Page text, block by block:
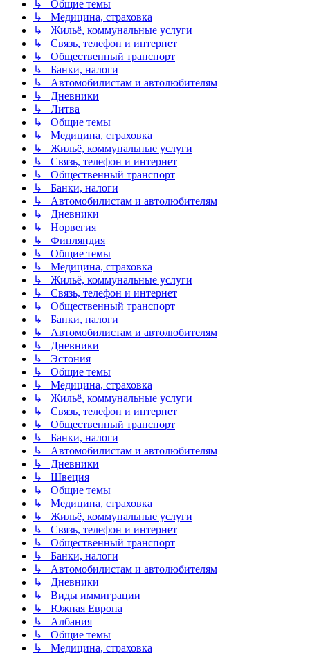
↳ Общие темы
↳ Медицина, страховка
↳ Жильё, коммунальные услуги
↳ Связь, телефон и интернет
↳ Общественный транспорт
↳ Банки, налоги
↳ Автомобилистам и автолюбителям
↳ Дневники
↳ Литва
↳ Общие темы
↳ Медицина, страховка
↳ Жильё, коммунальные услуги
↳ Связь, телефон и интернет
↳ Общественный транспорт
↳ Банки, налоги
↳ Автомобилистам и автолюбителям
↳ Дневники
↳ Норвегия
↳ Финляндия
↳ Общие темы
↳ Медицина, страховка
↳ Жильё, коммунальные услуги
↳ Связь, телефон и интернет
↳ Общественный транспорт
↳ Банки, налоги
↳ Автомобилистам и автолюбителям
↳ Дневники
↳ Эстония
↳ Общие темы
↳ Медицина, страховка
↳ Жильё, коммунальные услуги
↳ Связь, телефон и интернет
↳ Общественный транспорт
↳ Банки, налоги
↳ Автомобилистам и автолюбителям
↳ Дневники
↳ Швеция
↳ Общие темы
↳ Медицина, страховка
↳ Жильё, коммунальные услуги
↳ Связь, телефон и интернет
↳ Общественный транспорт
↳ Банки, налоги
↳ Автомобилистам и автолюбителям
↳ Дневники
↳ Виды иммиграции
↳ Южная Европа
↳ Албания
↳ Общие темы
↳ Медицина, страховка